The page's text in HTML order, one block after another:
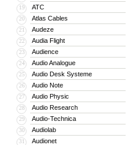
19 ATC
20 Atlas Cables
21 Audeze
22 Audia Flight
23 Audience
24 Audio Analogue
25 Audio Desk Systeme
26 Audio Note
27 Audio Physic
28 Audio Research
29 Audio-Technica
30 Audiolab
31 Audionet